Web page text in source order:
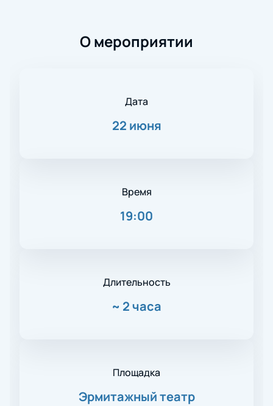
О мероприятии
Дата
22 июня
Время
19:00
Длительность
~ 2 часа
Площадка
Эрмитажный театр